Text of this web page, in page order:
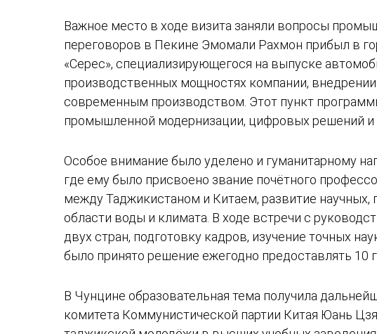
Важное место в ходе визита заняли вопросы
переговоров в Пекине Эмомали Рахмон прибыл в
«Серес», специализирующегося на выпуске
производственных мощностях компании,
современным производством. Этот пункт
промышленной модернизации, цифровых решений и
Особое внимание было уделено и гуманитарному
где ему было присвоено звание почётного
между Таджикистаном и Китаем, развитие
области воды и климата. В ходе встречи с
двух стран, подготовку кадров, изучение точных
было принято решение ежегодно предоставлять 10
В Чунцине образовательная тема получила
комитета Коммунистической партии Китая Юань